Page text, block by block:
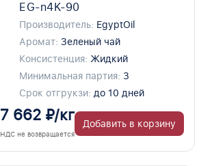
EG-n4K-90
Производитель: EgyptOil
Аромат: Зеленый чай
Консистенция: Жидкий
Минимальная партия: 3
Срок отгрукзи: до 10 дней
7 662 ₽/кг
НДС не возвращается
Добавить в корзину